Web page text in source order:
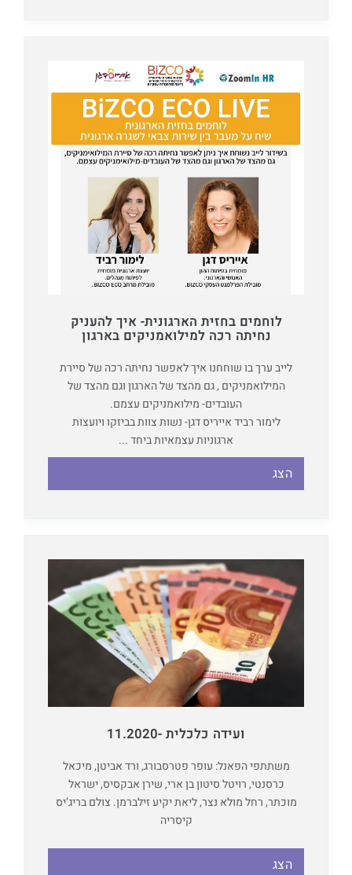
לוחמים בחזית הארגונית- איך להעניק
נחיתה רכה למילואמניקים בארגון
לייב ערך בו שוחחנו איך לאפשר נחיתה רכה של סיירת
המילואמניקים , גם מהצד של הארגון וגם מהצד של
העובדים- מילואמניקים עצמם.
לימור רביד אייריס דגן- נשות צוות בביזקו ויועצות
ארגוניות עצמאיות ביחד ...
הצג
ועידה כלכלית -11.2020
משתתפי הפאנל: עופר פטרסבורג, ורד אביטן, מיכאל
כרסנטי, רויטל סיטון בן ארי, שירן אבקסיס, ישראל
מוכתר, רחל מולא נצר, ליאת יקיע זילברמן. צולם בריג’יס
קיסריה
הצג